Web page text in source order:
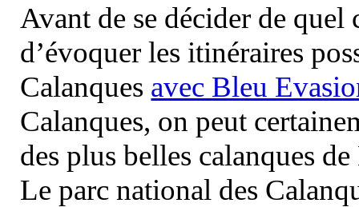
Avant de se décider de
d’évoquer les itinéraires
Calanques avec Bleu
Calanques, on peut
des plus belles calanques
Le parc national des